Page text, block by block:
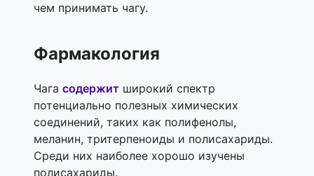
чем принимать чагу.
Фармакология
Чага содержит широкий спектр
потенциально полезных химических
соединений, таких как полифенолы,
меланин, тритерпеноиды и полисахариды.
Среди них наиболее хорошо изучены
полисахариды.